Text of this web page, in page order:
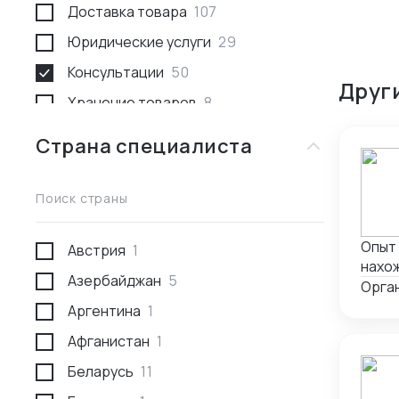
Доставка товара 107
Юридические услуги 29
Консультации 50
Хранение товаров 8
Проведение переговоров
Сотрудники за границей 9
Разработка и производство
Проверка поставщика
Участие в выставках
Анализ рынка
Консалтинг по интеллектуальной
собственности
Страна специалиста
Поиск страны
Австрия 1
Азербайджан 5
Аргентина 1
Афганистан 1
Беларусь 11
Опыт
рынка,